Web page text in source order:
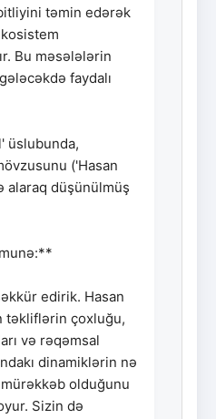
təmin edərək
Bu məsələlərin
faydalı
üslubunda,
('Hasan
alaraq düşünülmüş
edirik. Hasan
təkliflərin çoxluğu,
və rəqəmsal
dinamiklərin nə
olduğunu
Sizin də